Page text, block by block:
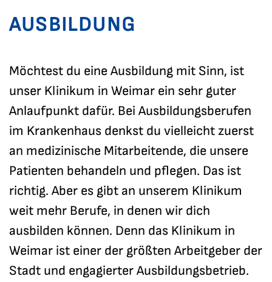
AUSBILDUNG
Möchtest du eine Ausbildung mit Sinn, ist
unser Klinikum in Weimar ein sehr guter
Anlaufpunkt dafür. Bei Ausbildungsberufen
im Krankenhaus denkst du vielleicht zuerst
an medizinische Mitarbeitende, die unsere
Patienten behandeln und pflegen. Das ist
richtig. Aber es gibt an unserem Klinikum
weit mehr Berufe, in denen wir dich
ausbilden können. Denn das Klinikum in
Weimar ist einer der größten Arbeitgeber der
Stadt und engagierter Ausbildungsbetrieb.